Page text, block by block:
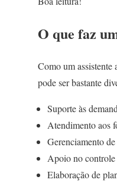
O que faz
Como um assistente
pode ser bastante
Suporte às
Atendimento aos
Gerenciamento
Apoio no controle
Elaboração de